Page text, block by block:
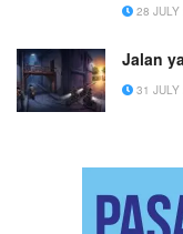
28 JULY
Jalan
31 JULY